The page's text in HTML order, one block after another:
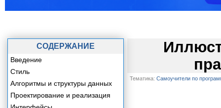
Тематика: Самоучители по
СОДЕРЖАНИЕ
Введение
Стиль
Алгоритмы и структуры данных
Проектирование и реализация